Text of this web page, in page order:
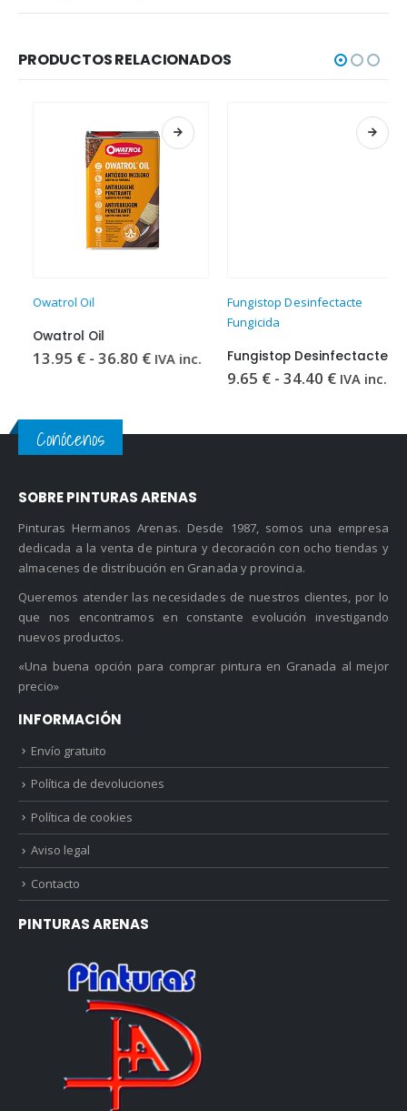
PRODUCTOS RELACIONADOS
Owatrol Oil
Owatrol Oil
13.95€ -36.80€Rango
hasta
IVA inc.
Fungistop Desinfectacte
Fungicida
Fungistop Desinfectacte Fungicida
9.65€ -34.40€Rango
9.65 €
IVA inc.
Conócenos
SOBRE PINTURAS ARENAS
Pinturas Hermanos Arenas. Desde 1987, somos una empresa
dedicada a la venta de pintura y decoración con ocho tiendas y
almacenes de distribución en Granada y provincia.
Queremos atender las necesidades de nuestros clientes, por lo
que nos encontramos en constante evolución investigando
nuevos productos.
«Una buena opción para comprar pintura en Granada al mejor
precio»
INFORMACIÓN
Envío gratuito
Política de devoluciones
Política de cookies
Aviso legal
Contacto
PINTURAS ARENAS